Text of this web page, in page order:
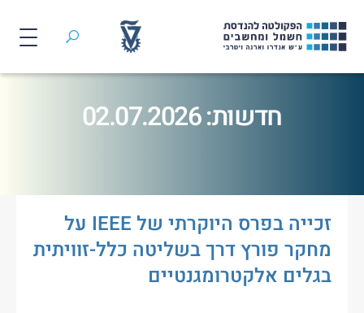
חיפוש
חדשות: 02.07.2026
זכייה בפרס היוקרתי של IEEE על
מחקר פורץ דרך בשליטה כלל-זוויתית
בגלים אלקטרומגנטיים